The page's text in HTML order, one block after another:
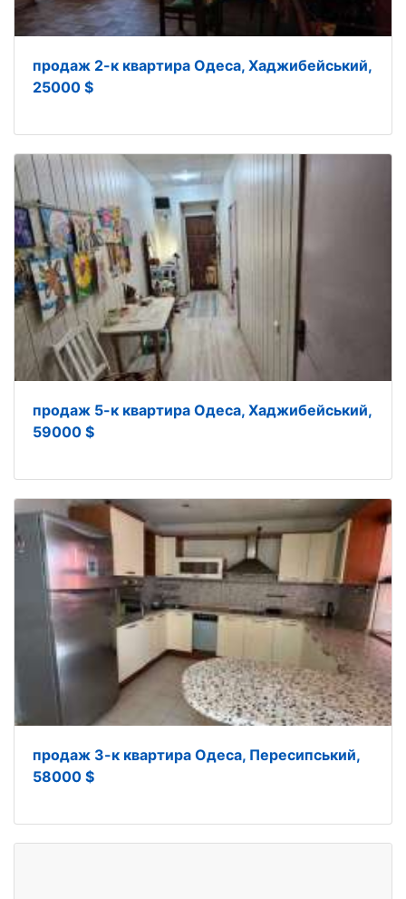
продаж 2-к квартира Одеса, Хаджибейський,
25000 $
продаж 5-к квартира Одеса, Хаджибейський,
59000 $
продаж 3-к квартира Одеса, Пересипський,
58000 $